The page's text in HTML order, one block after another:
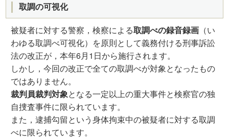
取調の可視化
被疑者に対する警察，検察による取調べの録音録画 （い
わゆる取調べ可視化）を原則として義務付ける刑事訴訟
法の改正が，本年6月1日から施行されます。
しかし，今回の改正で全ての取調べが対象となったもの
ではありません。
裁判員裁判対象となる一定以上の重大事件と検察官の独
自捜査事件に限られています。
また，逮捕勾留という身体拘束中の被疑者に対する取調
べに限られています。